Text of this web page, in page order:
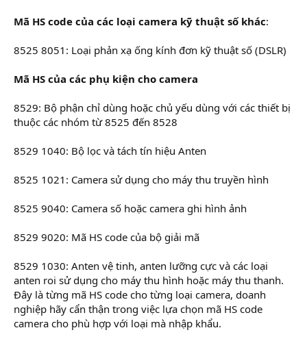
Mã HS code của các loại camera kỹ thuật số khác:
8525 8051: Loại phản xạ ống kính đơn kỹ thuật số (DSLR)
Mã HS của các phụ kiện cho camera
8529: Bộ phận chỉ dùng hoặc chủ yếu dùng với các thiết bị
thuộc các nhóm từ 8525 đến 8528
8529 1040: Bộ lọc và tách tín hiệu Anten
8525 1021: Camera sử dụng cho máy thu truyền hình
8525 9040: Camera số hoặc camera ghi hình ảnh
8529 9020: Mã HS code của bộ giải mã
8529 1030: Anten vệ tinh, anten lưỡng cực và các loại
anten roi sử dụng cho máy thu hình hoặc máy thu thanh.
Đây là từng mã HS code cho từng loại camera, doanh
nghiệp hãy cẩn thận trong việc lựa chọn mã HS code
camera cho phù hợp với loại mà nhập khẩu.